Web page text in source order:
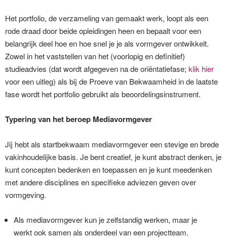
Het portfolio, de verzameling van gemaakt werk, loopt als een
rode draad door beide opleidingen heen en bepaalt voor een
belangrijk deel hoe en hoe snel je je als vormgever ontwikkelt.
Zowel in het vaststellen van het (voorlopig en definitief)
studieadvies (dat wordt afgegeven na de oriëntatiefase; klik hier
voor een uitleg) als bij de Proeve van Bekwaamheid in de laatste
fase wordt het portfolio gebruikt als beoordelingsinstrument.
Typering van het beroep Mediavormgever
Jij hebt als startbekwaam mediavormgever een stevige en brede
vakinhoudelijke basis. Je bent creatief, je kunt abstract denken, je
kunt concepten bedenken en toepassen en je kunt meedenken
met andere disciplines en specifieke adviezen geven over
vormgeving.
Als mediavormgever kun je zelfstandig werken, maar je
werkt ook samen als onderdeel van een projectteam.